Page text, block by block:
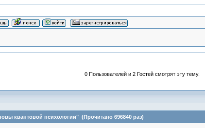
0 Пользователей и 2 Гостей смотрят эту тему.
квантовой психологии" (Прочитано 696840 раз)